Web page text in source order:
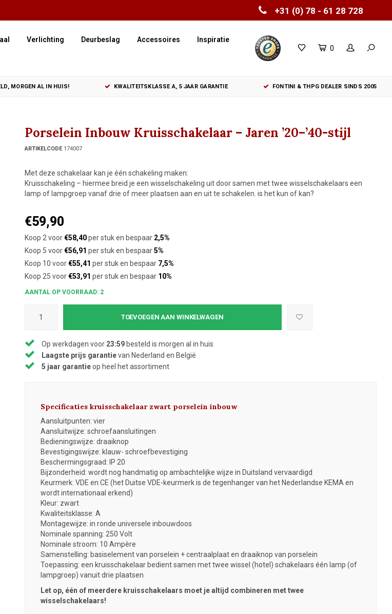
+31 (0) 78 - 61 28 728
Verlichting Deurbeslag Accessoires Inspiratie
0
MORGEN AL IN HUIS! KWALITEITSKLASSE A, 5 JAAR GARANTIE FONTINI & THPG DEALER SINDS 2005
Porselein Inbouw Kruisschakelaar – Jaren ’20–’40-stijl
ARTIKELCODE174007
Met deze schakelaar kan je één schakeling maken:
Kruisschakeling – hiermee breid je een wisselschakeling uit door samen met twee wisselschakelaars een
lamp of lampgroep vanaf drie of meer plaatsen aan en uit te schakelen. is het kun of kan?
€59,90
Koop 2 voor€58,40per stuk en bespaar 2,5%
Koop 5 voor€56,91 per stuk en bespaar5%
Koop 10 voor€55,41 per stuk en bespaar 7,5%
Koop 25 voor€53,91 per stuk en bespaar 10%
AANTAL OP VOORRAAD: 2
TOEVOEGEN AAN WINKELWAGEN
Op werkdagen voor 23:59besteld is morgen al in huis
Laagste prijs garantievan Nederland en België
5 jaar garantieop heel het assortiment
Specificaties kruisschakelaar zwart porselein inbouw
Aansluitpunten: vier
Aansluitwijze: schroefaansluitingen
Bedieningswijze: draaiknop
Bevestigingswijze: klauw- schroefbevestiging
Beschermingsgraad: IP 20
Bijzonderheid: wordt nog handmatig op ambachtelijke wijze in Duitsland vervaardigd
Keurmerk: VDE en CE (het Duitse VDE-keurmerk is de tegenhanger van het Nederlandse KEMA en
wordt internationaal erkend)
Kleur: zwart
Kwaliteitsklasse: A
Montagewijze: in ronde universele inbouwdoos
Nominale spanning: 250 Volt
Nominale stroom: 10 Ampère
Samenstelling: basiselement van porselein + centraalplaat en draaiknop van porselein
Toepassing: een kruisschakelaar bedient samen met twee wissel (hotel) schakelaars één lamp (of
lampgroep) vanuit drie plaatsen
Let op, één of meerdere kruisschakelaars moet je altijd combineren met twee
wisselschakelaars!